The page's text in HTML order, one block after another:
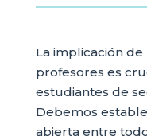
La implicación
profesores es
estudiantes de
Debemos
abierta entre